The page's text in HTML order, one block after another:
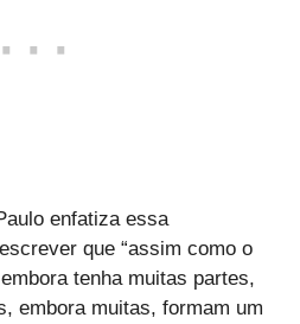
enfatiza essa
que “assim como o
tenha muitas partes,
embora muitas, formam um